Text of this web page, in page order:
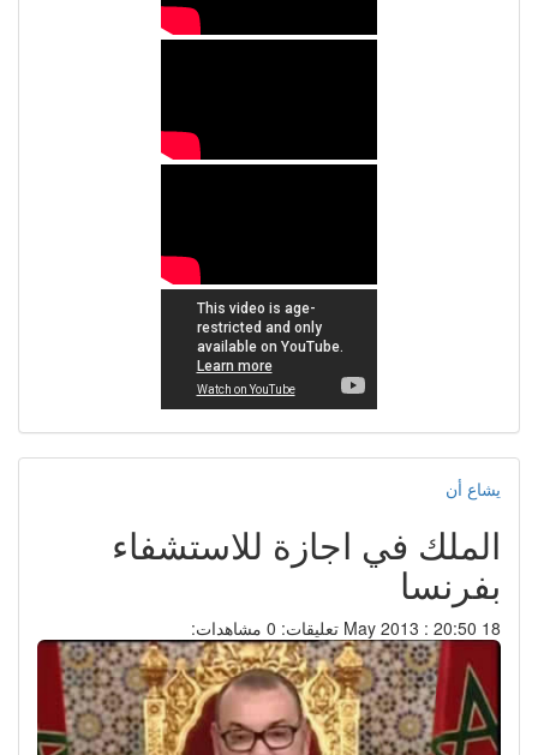
يشاع أن
الملك في اجازة للاستشفاء
بفرنسا
تعليقات: 0 مشاهدات: